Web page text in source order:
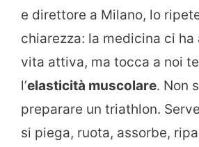
e direttore a Milano, lo
chiarezza: la medicina ci ha
vita attiva, ma tocca a noi
l’elasticità muscolare. Non
preparare un triathlon.
si piega, ruota, assorbe,